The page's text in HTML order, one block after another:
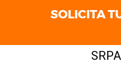
SOLICITA